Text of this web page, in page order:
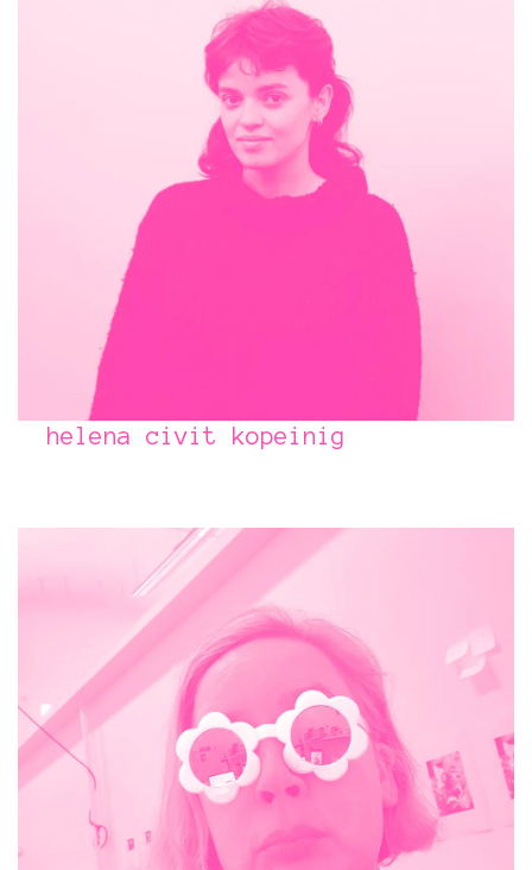
helena civit kopeinig